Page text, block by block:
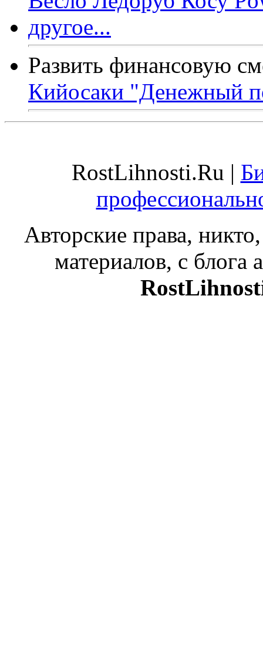
Развить финансовую
Кийосаки "Денежный
RostLihnosti.Ru |
Авторские права,
материалов, с блога